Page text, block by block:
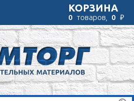
КОРЗИНА
0 товаров, 0 ₽